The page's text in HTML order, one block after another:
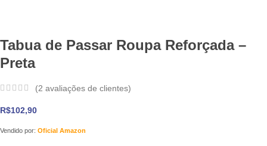
Tabua de Passar Roupa Reforçada –
Preta
(2 avaliações de clientes)
R$102,90
Vendido por: Oficial Amazon